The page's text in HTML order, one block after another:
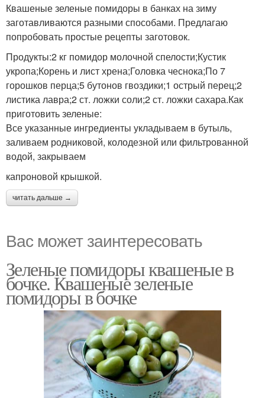
Квашеные зеленые помидоры в банках на зиму
заготавливаются разными способами. Предлагаю
попробовать простые рецепты заготовок.
Продукты:2 кг помидор молочной спелости;Кустик
укропа;Корень и лист хрена;Головка чеснока;По 7
горошков перца;5 бутонов гвоздики;1 острый перец;2
листика лавра;2 ст. ложки соли;2 ст. ложки сахара.Как
приготовить зеленые:
Все указанные ингредиенты укладываем в бутыль,
заливаем родниковой, колодезной или фильтрованной
водой, закрываем
капроновой крышкой.
читать дальше →
Вас может заинтересовать
Зеленые помидоры квашеные в
бочке. Квашеные зеленые
помидоры в бочке